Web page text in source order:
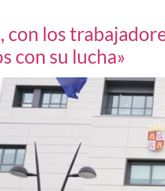
con los
con su lucha»